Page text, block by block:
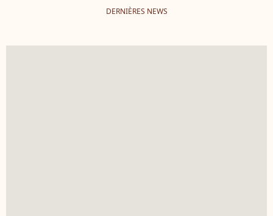
DERNIÈRES NEWS